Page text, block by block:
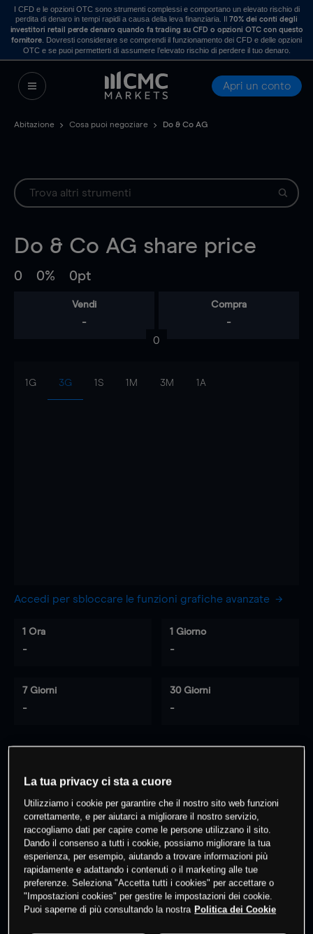
I CFD e le opzioni OTC sono strumenti complessi e comportano un elevato rischio di
perdita di denaro in tempi rapidi a causa della leva finanziaria. Il70% dei conti degli
investitori retail perde denaro quando fa trading su CFD o opzioni OTC con questo
fornitore . Dovresti considerare se comprendi il funzionamento dei CFD e delle opzioni
OTC e se puoi permetterti di assumere l’elevato rischio di perdere il tuo denaro.
Apri un conto
Abitazione Cosa puoi negoziare Do & Co AG
Do & Co AG share price
0 0% 0pt
Vendi
-
Compra
-
0
1G 3G 1S 1M 3M 1A
Accedi per sbloccare le funzioni grafiche avanzate
1 Ora
-
1 Giorno
-
7 Giorni
-
30 Giorni
-
questo prodotto
Fai trading
La tua privacy ci sta a cuore
Utilizziamo i cookie per garantire che il nostro sito web funzioni
correttamente, e per aiutarci a migliorare il nostro servizio,
raccogliamo dati per capire come le persone utilizzano il sito.
Dando il consenso a tutti i cookie, possiamo migliorare la tua
esperienza, per esempio, aiutando a trovare informazioni più
rapidamente e adattando i contenuti o il marketing alle tue
preferenze. Seleziona "Accetta tutti i cookies" per accettare o
"Impostazioni cookies" per gestire le impostazioni dei cookie.
Puoi saperne di più consultando la nostra Politica dei Cookie